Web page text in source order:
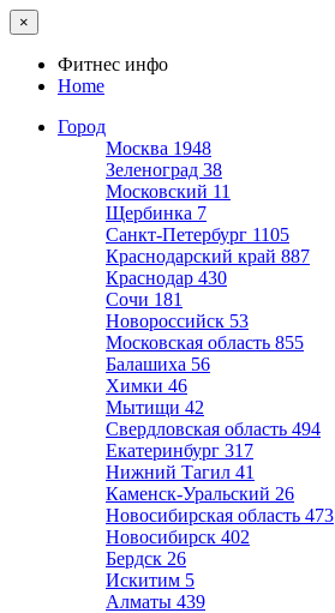
×
Фитнес инфо
Home
Город
Москва 1948
Зеленоград 38
Московский 11
Щербинка 7
Санкт-Петербург 1105
Краснодарский край 887
Краснодар 430
Сочи 181
Новороссийск 53
Московская область 855
Балашиха 56
Химки 46
Мытищи 42
Свердловская область 494
Екатеринбург 317
Нижний Тагил 41
Каменск-Уральский 26
Новосибирская область 473
Новосибирск 402
Бердск 26
Искитим 5
Алматы 439